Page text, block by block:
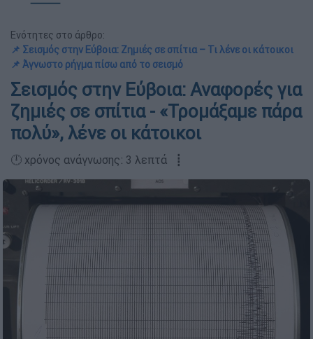
Ενότητες στο άρθρο:
📌 Σεισμός στην Εύβοια: Ζημιές σε σπίτια – Τι λένε οι κάτοικοι
📌 Άγνωστο ρήγμα πίσω από το σεισμό
Σεισμός στην Εύβοια: Αναφορές για
ζημιές σε σπίτια - «Τρομάξαμε πάρα
πολύ», λένε οι κάτοικοι
🕛 χρόνος ανάγνωσης: 3 λεπτά ┋